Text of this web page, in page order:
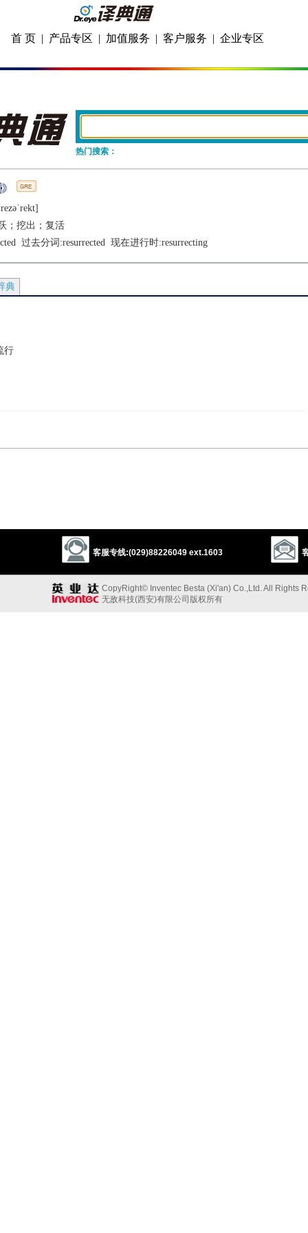
首 页 | 产品专区 | 加值服务 | 客户服务 | 企业专区
热门搜索：
；挖出；复活
过去分词:resurrected 现在进行时:resurrecting
典
行
RESURRECTION.
以上来源于：《简明牛津英语词典》
客服专线:(029)88226049 ext.1603
CopyRight© Inventec Besta (Xi'an) Co.,Ltd. All Rights
无敌科技(西安)有限公司版权所有